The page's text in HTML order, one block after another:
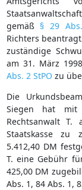
gemäß § 29
Richters
zuständige
am 31. März
Abs. 2 StPO zu
Die
Siegen hat mit
Rechtsanwalt
Staatskasse zu
5.412,40 DM
T. eine Gebühr
425,00 DM
Abs. 1, 84 Abs. 1,